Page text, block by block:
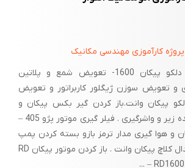
کلاچ (چدنی کلاچ ) را با بازکردن پیچ های
کرد .
آورد . لازم بیاد آوری است که قبل از باز کردن
سر میل لنگ را بوسیله دو پیچ گوشتی بزرگ یا
(برای جلوگیری از حرکت میل لنگ ،
کارآموزی مهندسی مکانیک
تنظیم کاربراتور و دلکو پیکان 1600- تعویض شمع و پلاتین
گیری و تعویض سوزن ژیگلور کاربراتور و تعویض
پیکان وانت.باز کردن گیر بکس پیکان و
تعویض شافت و دنده زیر و واشرگیری . فیلر گیری موتور پژو 405 –
و هوا گیری مدار ترمز بازو بسته کردن پمپ
کلاچ و تنظیم لقی پدال کلاچ پیکان وانت . باز کردن موتور پیکان RD